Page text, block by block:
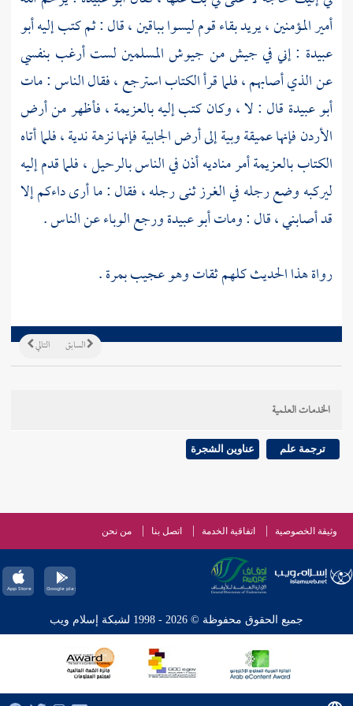
أمير المؤمنين ، يريد بقاء قوم ليسوا بباقين ، قال : ثم كتب إليهأبو
عبيدة : إني في جيش من جيوش المسلمين لست أرغب بنفسي
عن الذي أصابهم ، فلما قرأ الكتاب استرجع ، فقال الناس : مات
أبو عبيدة قال : لا ، وكان كتب إليه بالعزيمة ، فأظهر من أرض
الأردن فإنها عميقة وبية إلى أرض الجابية فإنها نزهة ندية ، فلما أتاه
الكتاب بالعزيمة أمر مناديه أذن في الناس بالرحيل ، فلما قدم إليه
ليركبه وضع رجله في الغرز ثنى رجله ، فقال : ما أرى داءكم إلا
قد أصابني ، قال : وماتأبو عبيدةورجع الوباء عن الناس .
رواة هذا الحديث كلهم ثقات وهو عجيب بمرة .
التالي السابق
الخدمات العلمية
ترجمة علم عناوين الشجرة
وثيقة الخصوصية اتفاقية الخدمة اتصل بنا من نحن
جميع الحقوق محفوظة © 2026 - 1998 لشبكة إسلام ويب